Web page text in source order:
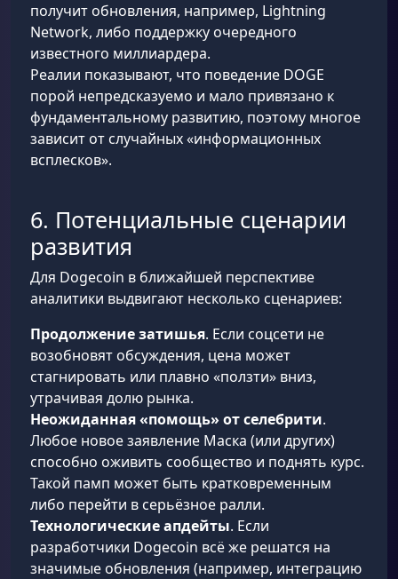
получит обновления, например, Lightning
Network, либо поддержку очередного
известного миллиардера.
Реалии показывают, что поведение DOGE
порой непредсказуемо и мало привязано к
фундаментальному развитию, поэтому многое
зависит от случайных «информационных
всплесков».
6. Потенциальные сценарии
развития
Для Dogecoin в ближайшей перспективе
аналитики выдвигают несколько сценариев:
Продолжение затишья. Если соцсети не
возобновят обсуждения, цена может
стагнировать или плавно «ползти» вниз,
утрачивая долю рынка.
Неожиданная «помощь» от селебрити.
Любое новое заявление Маска (или других)
способно оживить сообщество и поднять курс.
Такой памп может быть кратковременным
либо перейти в серьёзное ралли.
Технологические апдейты. Если
разработчики Dogecoin всё же решатся на
значимые обновления (например, интеграцию